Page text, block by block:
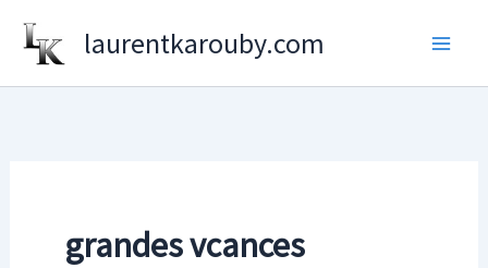
laurentkarouby.com
grandes vcances